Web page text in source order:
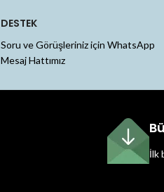
DESTEK
Soru ve Görüşleriniz için WhatsApp
Mesaj Hattımız
İlk